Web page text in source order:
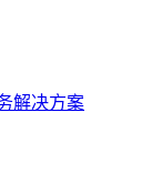
解决方案